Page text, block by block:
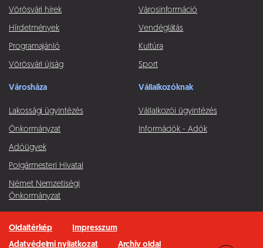
Vörösvári hírek
Hírdetmények
Programajánló
Vörösvári újság
Városinformáció
Vendéglátás
Kultúra
Sport
Városháza
Lakossági ügyintézés
Önkormányzat
Adóügyek
Polgármesteri Hivatal
Német Nemzetiségi
Önkormányzat
Vállalkozóknak
Vállalkozói ügyintézés
Információk - Adók
Oldaltérkép
Impresszum
Adatvédelmi nyilatkozat
Archív oldal